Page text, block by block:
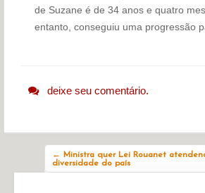
de Suzane é de 34 anos e quatro
entanto, conseguiu uma progressão
deixe seu comentário.
←
Ministra quer Lei Rouanet
diversidade do país